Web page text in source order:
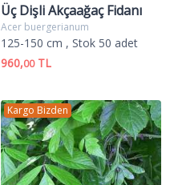
Üç Dişli Akçaağaç Fidanı
Acer buergerianum
125-150 cm , Stok 50 adet
960,00TL
Kargo Bizden